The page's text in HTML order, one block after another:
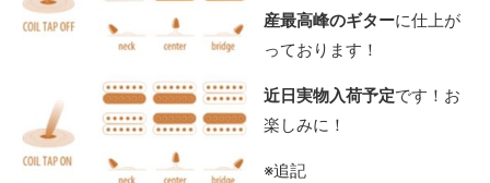
産最高峰のギターに仕上が
っております！
近日実物入荷予定です！お
楽しみに！
※追記